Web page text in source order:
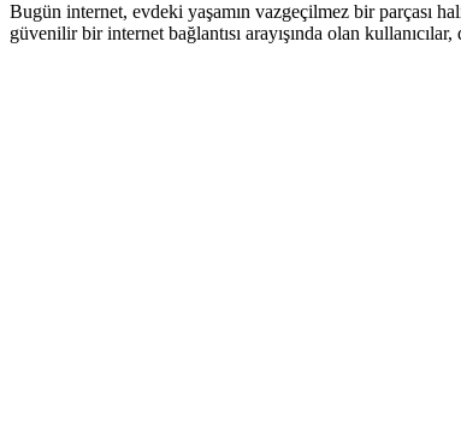
Bugün internet, evdeki yaşamın vazgeçilmez bir parçası
güvenilir bir internet bağlantısı arayışında olan